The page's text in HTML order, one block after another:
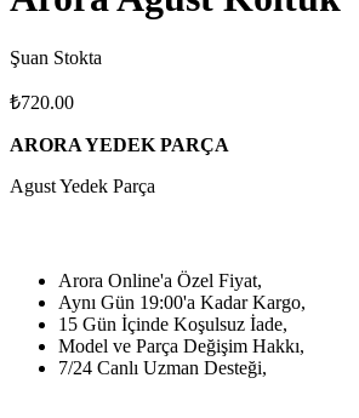
Şuan Stokta
₺720.00
ARORA YEDEK PARÇA
Agust Yedek Parça
Arora Online'a Özel Fiyat,
Aynı Gün 19:00'a Kadar Kargo,
15 Gün İçinde Koşulsuz İade,
Model ve Parça Değişim Hakkı,
7/24 Canlı Uzman Desteği,